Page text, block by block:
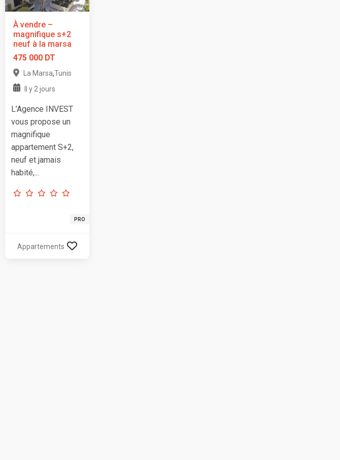
À vendre –
magnifique s+2
neuf à la marsa
475 000 DT
La Marsa,Tunis
Il y 2 jours
L’Agence INVEST
vous propose un
magnifique
appartement S+2,
neuf et jamais
habité,...
PRO
Appartements